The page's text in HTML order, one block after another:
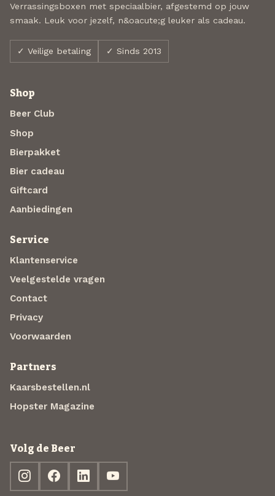
Verrassingsboxen met speciaalbier, afgestemd op jouw
smaak. Leuk voor jezelf, n&oacute;g leuker als cadeau.
✓ Veilige betaling ✓ Sinds 2013
Shop
Beer Club
Shop
Bierpakket
Bier cadeau
Giftcard
Aanbiedingen
Service
Klantenservice
Veelgestelde vragen
Contact
Privacy
Voorwaarden
Partners
Kaarsbestellen.nl
Hopster Magazine
Volg de Beer